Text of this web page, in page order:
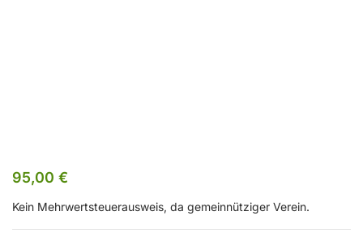
95,00 €
Kein Mehrwertsteuerausweis, da gemeinnütziger Verein.